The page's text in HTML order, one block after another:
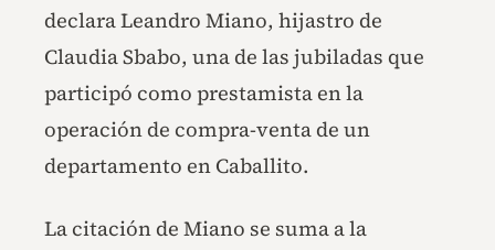
declara Leandro Miano, hijastro de
Claudia Sbabo, una de las jubiladas que
participó como prestamista en la
operación de compra-venta de un
departamento en Caballito.
La citación de Miano se suma a la